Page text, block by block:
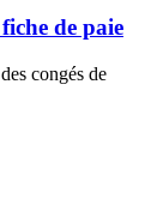
de paie
congés de